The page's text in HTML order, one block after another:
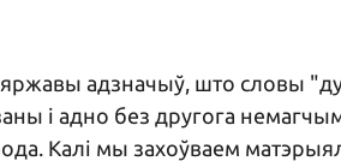
адзначыў, што словы
і адно без другога
Калі мы захоўваем